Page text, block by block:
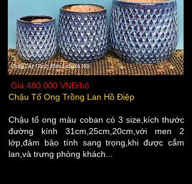
Giá:480.000 VNĐ/bộ
Chậu Tổ Ong Trồng Lan Hồ Điệp
Chậu tổ ong màu coban có 3 size,kích thước
đường kính 31cm,25cm,20cm,với men 2
lớp,đảm bảo tính sang trọng,khi được cắm
lan,và trưng phòng khách...